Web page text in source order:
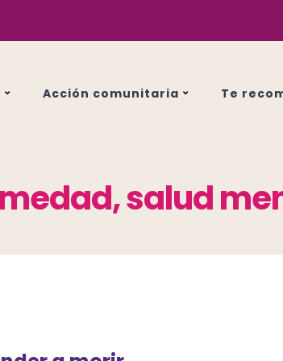
Acción comunitaria Te
salud